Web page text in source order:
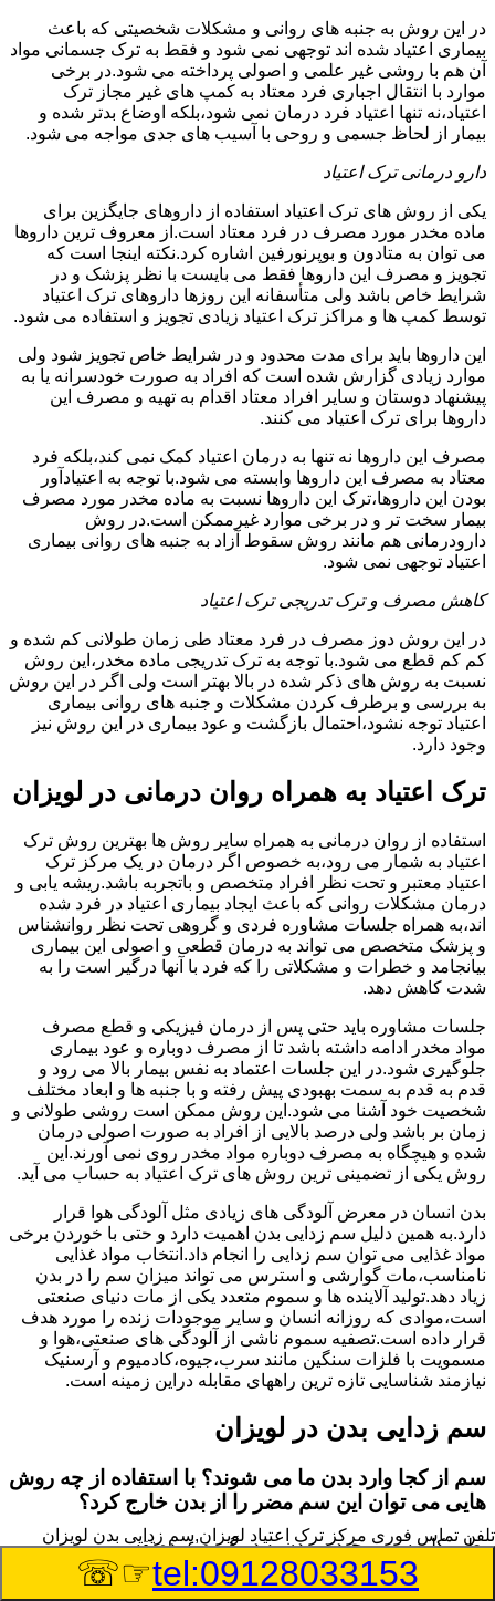
در این روش به جنبه های روانی و مشکلات شخصیتی که باعث
بیماری اعتیاد شده اند توجهی نمی شود و فقط به ترک جسمانی مواد
آن هم با روشی غیر علمی و اصولی پرداخته می شود.در برخی
موارد با انتقال اجباری فرد معتاد به کمپ های غیر مجاز ترک
اعتیاد،نه تنها اعتیاد فرد درمان نمی شود،بلکه اوضاع بدتر شده و
بیمار از لحاظ جسمی و روحی با آسیب های جدی مواجه می شود.
دارو درمانی ترک اعتیاد
یکی از روش های ترک اعتیاد استفاده از داروهای جایگزین برای
ماده مخدر مورد مصرف در فرد معتاد است.از معروف ترین داروها
می توان به متادون و بوپرنورفین اشاره کرد.نکته اینجا است که
تجویز و مصرف این داروها فقط می بایست با نظر پزشک و در
شرایط خاص باشد ولی متأسفانه این روزها داروهای ترک اعتیاد
توسط کمپ ها و مراکز ترک اعتیاد زیادی تجویز و استفاده می شود.
این داروها باید برای مدت محدود و در شرایط خاص تجویز شود ولی
موارد زیادی گزارش شده است که افراد به صورت خودسرانه یا به
پیشنهاد دوستان و سایر افراد معتاد اقدام به تهیه و مصرف این
داروها برای ترک اعتیاد می کنند.
مصرف این داروها نه تنها به درمان اعتیاد کمک نمی کند،بلکه فرد
معتاد به مصرف این داروها وابسته می شود.با توجه به اعتیادآور
بودن این داروها،ترک این داروها نسبت به ماده مخدر مورد مصرف
بیمار سخت تر و در برخی موارد غیرممکن است.در روش
دارودرمانی هم مانند روش سقوط آزاد به جنبه های روانی بیماری
اعتیاد توجهی نمی شود.
کاهش مصرف و ترک تدریجی ترک اعتیاد
در این روش دوز مصرف در فرد معتاد طی زمان طولانی کم شده و
کم کم قطع می شود.با توجه به ترک تدریجی ماده مخدر،این روش
نسبت به روش های ذکر شده در بالا بهتر است ولی اگر در این روش
به بررسی و برطرف کردن مشکلات و جنبه های روانی بیماری
اعتیاد توجه نشود،احتمال بازگشت و عود بیماری در این روش نیز
وجود دارد.
ترک اعتیاد به همراه روان درمانی در لویزان
استفاده از روان درمانی به همراه سایر روش ها بهترین روش ترک
اعتیاد به شمار می رود،به خصوص اگر درمان در یک مرکز ترک
اعتیاد معتبر و تحت نظر افراد متخصص و باتجربه باشد.ریشه یابی و
درمان مشکلات روانی که باعث ایجاد بیماری اعتیاد در فرد شده
اند،به همراه جلسات مشاوره فردی و گروهی تحت نظر روانشناس
و پزشک متخصص می تواند به درمان قطعی و اصولی این بیماری
بیانجامد و خطرات و مشکلاتی را که فرد با آنها درگیر است را به
شدت کاهش دهد.
جلسات مشاوره باید حتی پس از درمان فیزیکی و قطع مصرف
مواد مخدر ادامه داشته باشد تا از مصرف دوباره و عود بیماری
جلوگیری شود.در این جلسات اعتماد به نفس بیمار بالا می رود و
قدم به قدم به سمت بهبودی پیش رفته و با جنبه ها و ابعاد مختلف
شخصیت خود آشنا می شود.این روش ممکن است روشی طولانی و
زمان بر باشد ولی درصد بالایی از افراد به صورت اصولی درمان
شده و هیچگاه به مصرف دوباره مواد مخدر روی نمی آورند.این
روش یکی از تضمینی ترین روش های ترک اعتیاد به حساب می آید.
بدن انسان در معرض آلودگی های زیادی مثل آلودگی هوا قرار
دارد.به همین دلیل سم زدایی بدن اهمیت دارد و حتی با خوردن برخی
مواد غذایی می توان سم زدایی را انجام داد.انتخاب مواد غذایی
نامناسب،مات گوارشی و استرس می تواند میزان سم را در بدن
زیاد دهد.تولید آلاینده ها و سموم متعدد یکی از مات دنیای صنعتی
است،موادی که روزانه انسان و سایر موجودات زنده را مورد هدف
قرار داده است.تصفیه سموم ناشی از آلودگی های صنعتی،هوا و
مسمویت با فلزات سنگین مانند سرب،جیوه،کادمیوم و آرسنیک
نیازمند شناسایی تازه ترین راههای مقابله دراین زمینه است.
سم زدایی بدن در لویزان
سم از کجا وارد بدن ما می شوند؟ با استفاده از چه روش
هایی می توان این سم مضر را از بدن خارج کرد؟
بطور کلی سم موجود در بدن به دو گروه عمده تقسیم می
شوند.بخش بزرگی از این سموم مثل مواد به جا مانده از سموم
گیاهی و آفت کش ها،فلزات سنگین ناشی از آلودگی هوا،انواع
تلفن تماس فوری مرکز ترک اعتیاد لویزان,سم زدایی بدن لویزان
tel:09128033153
☞☏